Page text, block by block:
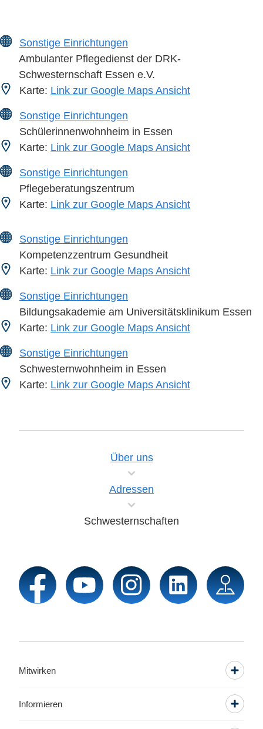
Sonstige Einrichtungen
Ambulanter Pflegedienst der DRK-
Schwesternschaft Essen e.V.
Karte: Link zur Google Maps Ansicht
Sonstige Einrichtungen
Schülerinnenwohnheim in Essen
Karte: Link zur Google Maps Ansicht
Sonstige Einrichtungen
Pflegeberatungszentrum
Karte: Link zur Google Maps Ansicht
Sonstige Einrichtungen
Kompetenzzentrum Gesundheit
Karte: Link zur Google Maps Ansicht
Sonstige Einrichtungen
Bildungsakademie am Universitätsklinikum Essen
Karte: Link zur Google Maps Ansicht
Sonstige Einrichtungen
Schwesternwohnheim in Essen
Karte: Link zur Google Maps Ansicht
Über uns
Adressen
Schwesternschaften
Mitwirken
Informieren